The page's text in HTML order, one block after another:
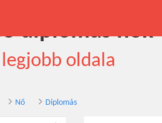
diplomás nők
oldala
Nő Diplomás